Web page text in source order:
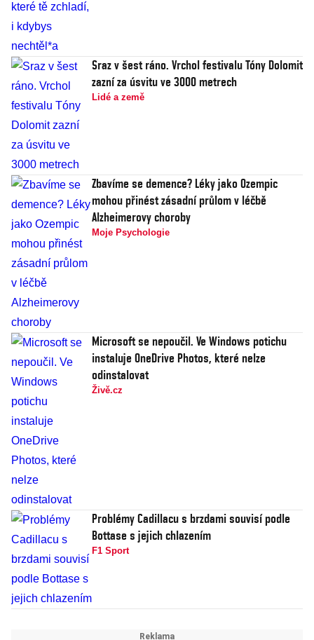
Sraz v šest ráno. Vrchol festivalu Tóny Dolomit
zazní za úsvitu ve 3000 metrech
Lidé a země
Zbavíme se demence? Léky jako Ozempic
mohou přinést zásadní průlom v léčbě
Alzheimerovy choroby
Moje Psychologie
Microsoft se nepoučil. Ve Windows potichu
instaluje OneDrive Photos, které nelze
odinstalovat
Živě.cz
Problémy Cadillacu s brzdami souvisí podle
Bottase s jejich chlazením
F1 Sport